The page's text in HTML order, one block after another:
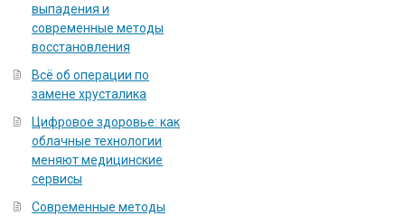
выпадения и
современные методы
восстановления
Всё об операции по
замене хрусталика
Цифровое здоровье: как
облачные технологии
меняют медицинские
сервисы
Современные методы